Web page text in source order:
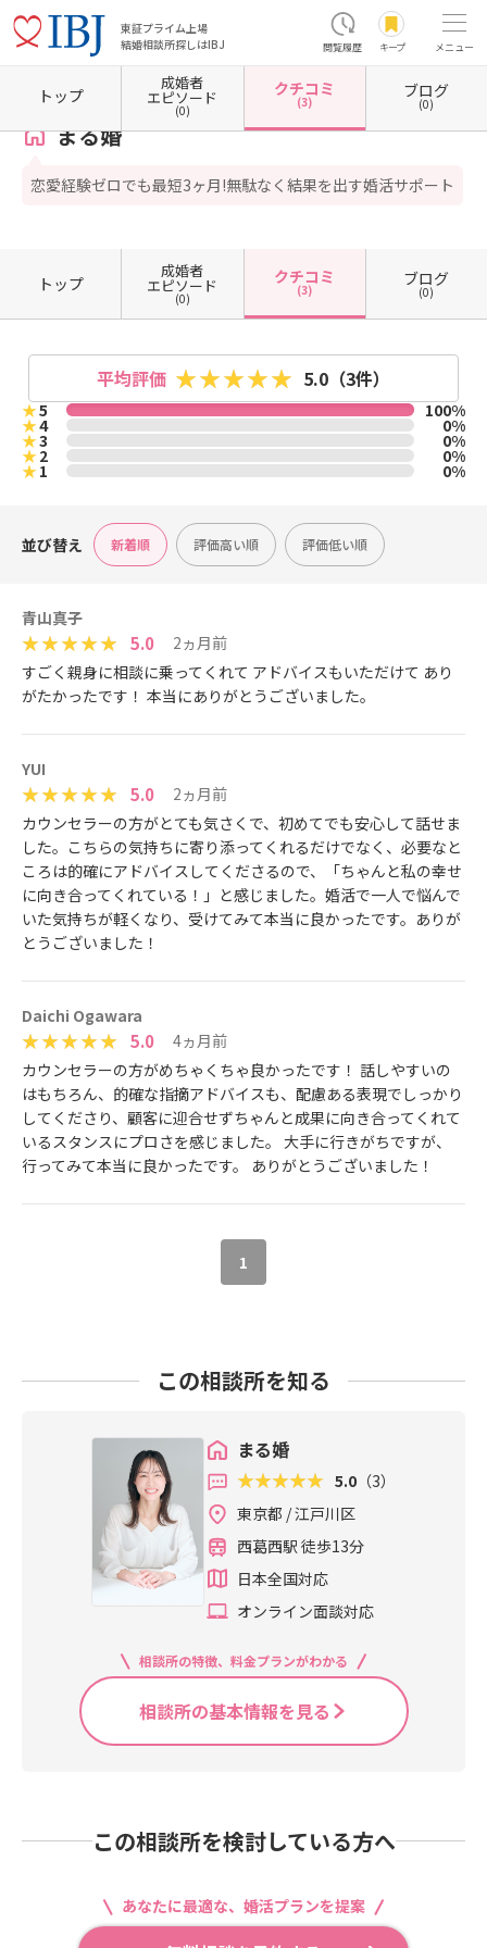
東証プライム上場
結婚相談所探しはIBJ
閲覧履歴 キープ メニュー
ホーム 東京都の結婚相談所 東京都江戸川区 まる婚 クチコミ一覧
まる婚
恋愛経験ゼロでも最短3ヶ月!無駄なく結果を出す婚活サポート
トップ
成婚者
エピソード
(0)
クチコミ
(3)
ブログ
(0)
トップ
成婚者
エピソード
(0)
クチコミ
(3)
ブログ
(0)
平均評価 5.0 （3件）
★5 100%
★4 0%
★3 0%
★2 0%
★1 0%
並び替え 新着順 評価高い順 評価低い順
青山真子
5.0
2ヵ月前
すごく親身に相談に乗ってくれて アドバイスもいただけて あり
がたかったです！ 本当にありがとうございました。
YUI
5.0
2ヵ月前
カウンセラーの方がとても気さくで、初めてでも安心して話せま
した。こちらの気持ちに寄り添ってくれるだけでなく、必要なと
ころは的確にアドバイスしてくださるので、「ちゃんと私の幸せ
に向き合ってくれている！」と感じました。婚活で一人で悩んで
いた気持ちが軽くなり、受けてみて本当に良かったです。ありが
とうございました！
Daichi Ogawara
5.0
4ヵ月前
カウンセラーの方がめちゃくちゃ良かったです！ 話しやすいの
はもちろん、的確な指摘アドバイスも、配慮ある表現でしっかり
してくださり、顧客に迎合せずちゃんと成果に向き合ってくれて
いるスタンスにプロさを感じました。 大手に行きがちですが、
行ってみて本当に良かったです。 ありがとうございました！
1
この相談所を知る
まる婚
5.0 （3）
東京都 / 江戸川区
西葛西駅 徒歩13分
日本全国対応
オンライン面談対応
相談所の特徴、料金プランがわかる
相談所の基本情報を見る
この相談所を検討している方へ
あなたに最適な、婚活プランを提案